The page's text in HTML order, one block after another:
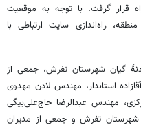
قرار گرفت. با توجه به موقعیت
راه‌اندازی سایت ارتباطی با
گیان شهرستان تفرش، جمعی از
استاندار، مهندس لادن مهدوی
مهندس عبدالرضا حاج‌علی‌بیگی
شهرستان تفرش و جمعی از مدیران